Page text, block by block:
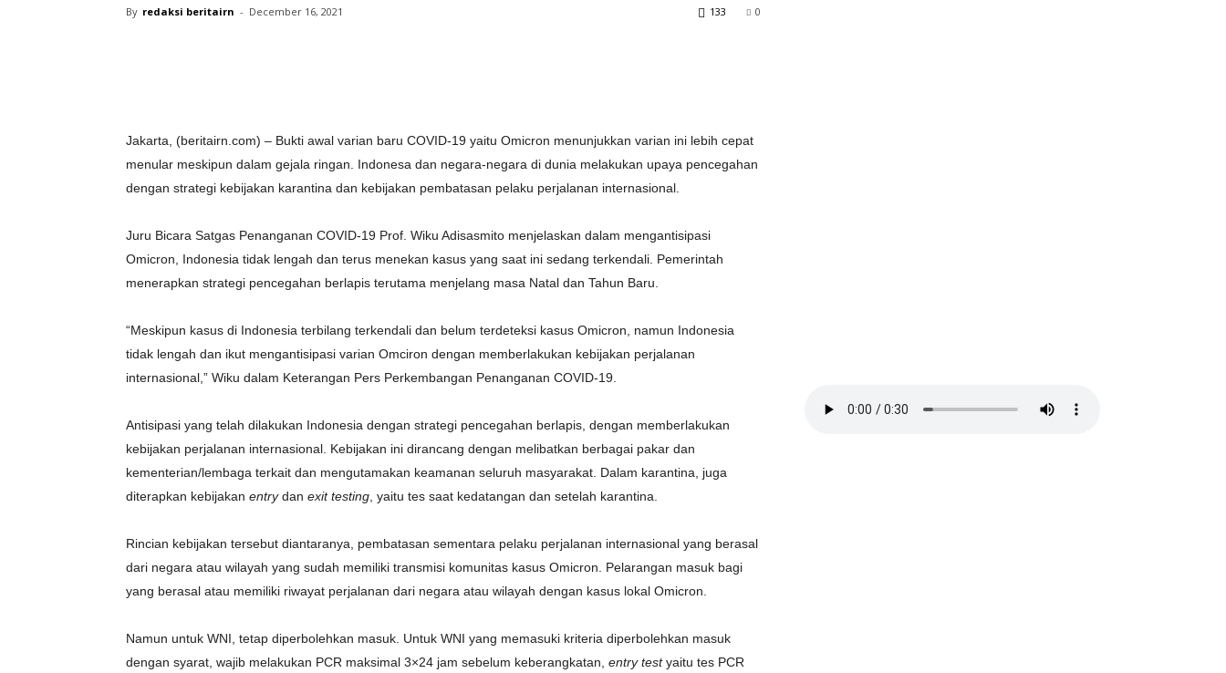
By redaksi beritairn - December 16, 2021 0
133
Jakarta, (beritairn.com) – Bukti awal varian baru COVID-19 yaitu Omicron menunjukkan varian ini lebih cepat
menular meskipun dalam gejala ringan. Indonesa dan negara-negara di dunia melakukan upaya pencegahan
dengan strategi kebijakan karantina dan kebijakan pembatasan pelaku perjalanan internasional.
Juru Bicara Satgas Penanganan COVID-19 Prof. Wiku Adisasmito menjelaskan dalam mengantisipasi
Omicron, Indonesia tidak lengah dan terus menekan kasus yang saat ini sedang terkendali. Pemerintah
menerapkan strategi pencegahan berlapis terutama menjelang masa Natal dan Tahun Baru.
“Meskipun kasus di Indonesia terbilang terkendali dan belum terdeteksi kasus Omicron, namun Indonesia
tidak lengah dan ikut mengantisipasi varian Omciron dengan memberlakukan kebijakan perjalanan
internasional,” Wiku dalam Keterangan Pers Perkembangan Penanganan COVID-19.
Antisipasi yang telah dilakukan Indonesia dengan strategi pencegahan berlapis, dengan memberlakukan
kebijakan perjalanan internasional. Kebijakan ini dirancang dengan melibatkan berbagai pakar dan
kementerian/lembaga terkait dan mengutamakan keamanan seluruh masyarakat. Dalam karantina, juga
diterapkan kebijakan entrydan exit testing , yaitu tes saat kedatangan dan setelah karantina.
Rincian kebijakan tersebut diantaranya, pembatasan sementara pelaku perjalanan internasional yang berasal
dari negara atau wilayah yang sudah memiliki transmisi komunitas kasus Omicron. Pelarangan masuk bagi
yang berasal atau memiliki riwayat perjalanan dari negara atau wilayah dengan kasus lokal Omicron.
Namun untuk WNI, tetap diperbolehkan masuk. Untuk WNI yang memasuki kriteria diperbolehkan masuk
dengan syarat, wajib melakukan PCR maksimal 3×24 jam sebelum keberangkatan, entry testyaitu tes PCR